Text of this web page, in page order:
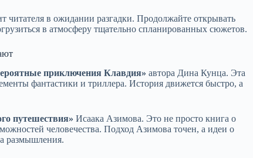
читателя в ожидании разгадки. Продолжайте открывать
в атмосферу тщательно спланированных сюжетов.
приключения Клавдия» автора Дина Кунца. Эта
фантастики и триллера. История движется быстро, а
путешествия» Исаака Азимова. Это не просто книга о
человечества. Подход Азимова точен, а идеи о
размышления.